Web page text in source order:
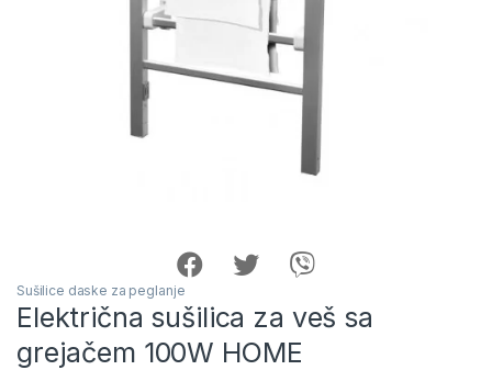
Sušilice daske za peglanje
Električna sušilica za veš sa
grejačem 100W HOME